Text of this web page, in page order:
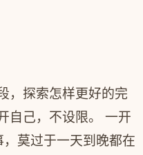
，探索怎样更好的完
自己，不设限。 一开
莫过于一天到晚都在